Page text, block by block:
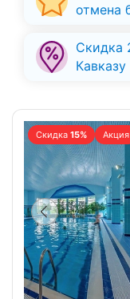
отмена
Скидка
Кавказу
Скидка 15% Акция